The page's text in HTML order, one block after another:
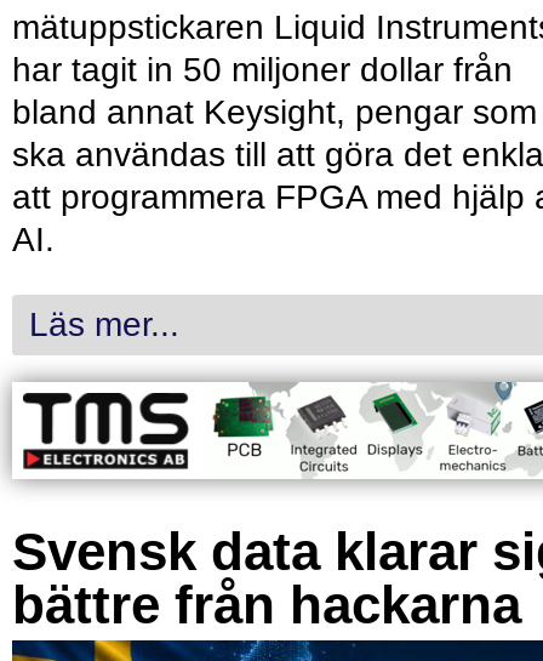
mätuppstickaren Liquid
har tagit in 50 miljoner dollar från
bland annat Keysight, pengar som
ska användas till att göra det
att programmera FPGA med hjälp
AI.
Läs mer...
Svensk data klarar
bättre från hackarna